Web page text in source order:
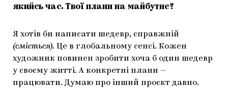
якийсь час. Твої плани на майбутнє?
Я хотів би написати шедевр, справжній
(сміється). Це в глобальному сенсі. Кожен
художник повинен зробити хоча б один шедевр
у своєму житті. А конкретні плани —
працювати. Думаю про інший проєкт давно.